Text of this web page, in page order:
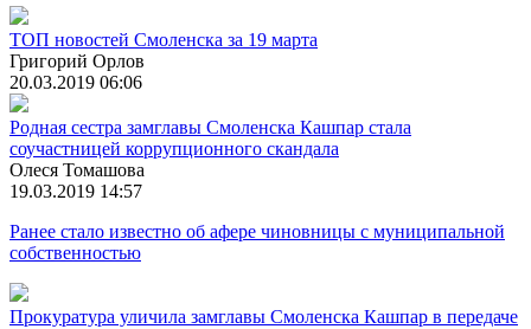
ТОП новостей Смоленска за 19 марта
Григорий Орлов
20.03.2019 06:06
Родная сестра замглавы Смоленска Кашпар стала
соучастницей коррупционного скандала
Олеся Томашова
19.03.2019 14:57
Ранее стало известно об афере чиновницы с муниципальной
собственностью
Прокуратура уличила замглавы Смоленска Кашпар в передаче